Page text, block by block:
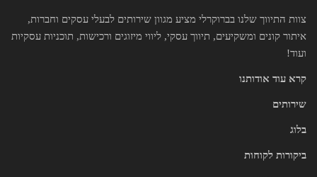
צוות התיווך שלנו בברוקרלי מציע מגוון שירותים לבעלי עסקים וחברות,
איתור קונים ומשקיעים, תיווך עסקי, ליווי מיזוגים ורכישות, תוכניות עסקיות
ועוד!
קרא עוד אודותנו
שירותים
בלוג
ביקורות לקוחות